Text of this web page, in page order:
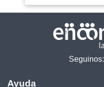
Seguinos:
Ayuda